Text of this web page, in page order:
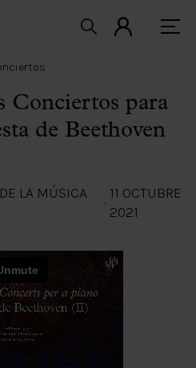
Conciertos para
de Beethoven
LA MÚSICA
·
11 OCTUBRE
2021